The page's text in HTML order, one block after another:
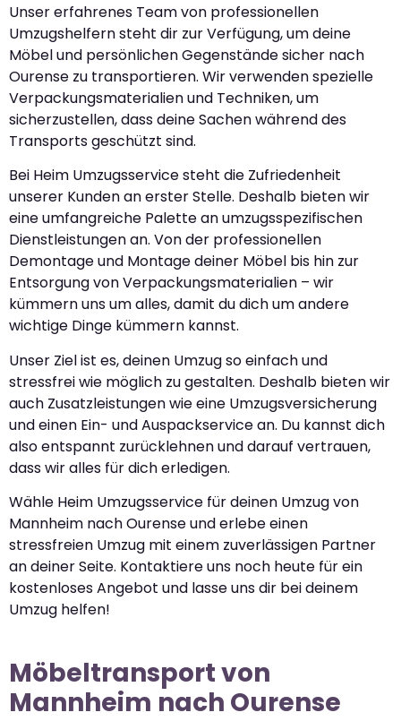
Unser erfahrenes Team von professionellen
Umzugshelfern steht dir zur Verfügung, um deine
Möbel und persönlichen Gegenstände sicher nach
Ourense zu transportieren. Wir verwenden spezielle
Verpackungsmaterialien und Techniken, um
sicherzustellen, dass deine Sachen während des
Transports geschützt sind.
Bei Heim Umzugsservice steht die Zufriedenheit
unserer Kunden an erster Stelle. Deshalb bieten wir
eine umfangreiche Palette an umzugsspezifischen
Dienstleistungen an. Von der professionellen
Demontage und Montage deiner Möbel bis hin zur
Entsorgung von Verpackungsmaterialien – wir
kümmern uns um alles, damit du dich um andere
wichtige Dinge kümmern kannst.
Unser Ziel ist es, deinen Umzug so einfach und
stressfrei wie möglich zu gestalten. Deshalb bieten wir
auch Zusatzleistungen wie eine Umzugsversicherung
und einen Ein- und Auspackservice an. Du kannst dich
also entspannt zurücklehnen und darauf vertrauen,
dass wir alles für dich erledigen.
Wähle Heim Umzugsservice für deinen Umzug von
Mannheim nach Ourense und erlebe einen
stressfreien Umzug mit einem zuverlässigen Partner
an deiner Seite. Kontaktiere uns noch heute für ein
kostenloses Angebot und lasse uns dir bei deinem
Umzug helfen!
Möbeltransport von
Mannheim nach Ourense